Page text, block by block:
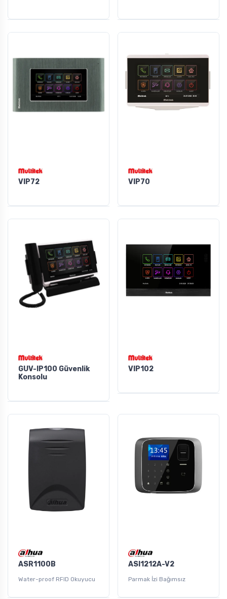
VIP72 VIP70
GUV-IP100 Güvenlik
Konsolu
VIP102
ASR1100B
Water-proof RFID Okuyucu
ASI1212A-V2
Parmak İzi Bağımsız